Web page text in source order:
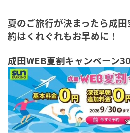
夏のご旅行が決まったら成
約はくれぐれもお早めに！
成田WEB夏割キャンペーン